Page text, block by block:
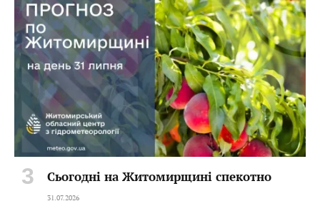
Сьогодні на Житомирщині спекотно
31.07.2026